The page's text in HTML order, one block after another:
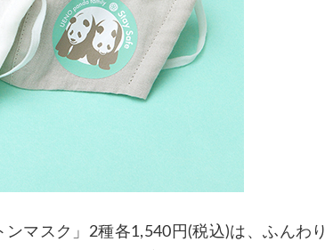
マスク」2種各1,540円(税込)は、ふんわり